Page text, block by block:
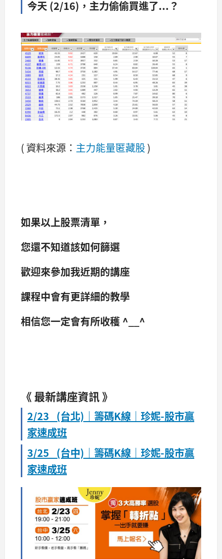
今天 (2/16)，主力偷偷買進了...？
( 資料來源： 主力能量匿藏股)
如果以上股票清單，
您還不知道該如何篩選
歡迎來參加我近期的講座
課程中會有更詳細的教學
相信您一定會有所收穫 ^__^
《 最新講座資訊 》
2/23 (台北)｜籌碼K線｜珍妮-股市贏
家速成班
3/25 (台中)｜籌碼K線｜珍妮-股市贏
家速成班